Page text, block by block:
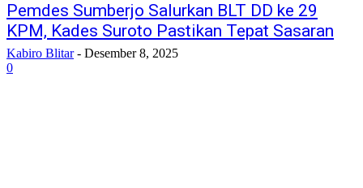
Pemdes Sumberjo Salurkan BLT DD ke 29
KPM, Kades Suroto Pastikan Tepat Sasaran
Kabiro Blitar - Desember 8, 2025
0